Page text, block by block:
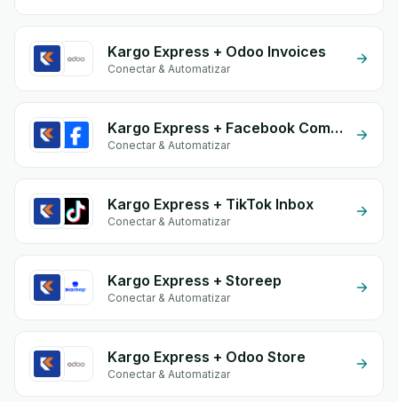
Kargo Express + Odoo Invoices
Conectar & Automatizar
Kargo Express + Facebook Commerce
Conectar & Automatizar
Kargo Express + TikTok Inbox
Conectar & Automatizar
Kargo Express + Storeep
Conectar & Automatizar
Kargo Express + Odoo Store
Conectar & Automatizar